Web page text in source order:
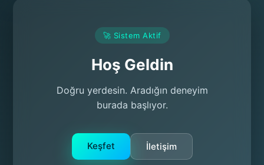
🚀 Sistem Aktif
Hoş Geldin
Doğru yerdesin. Aradığın deneyim
burada başlıyor.
Keşfet İletişim